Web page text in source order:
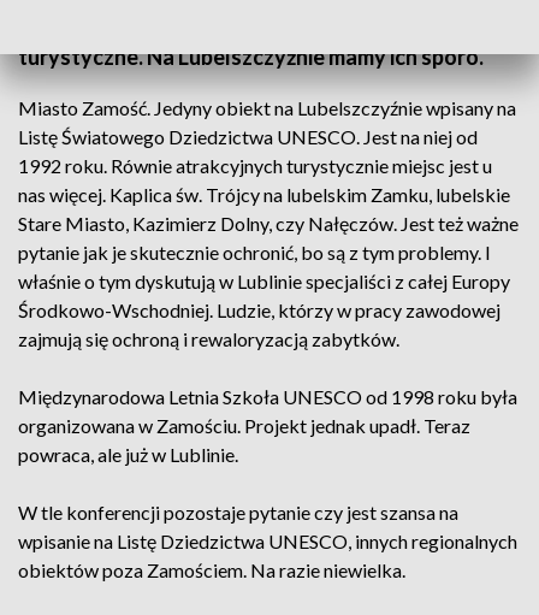
turystyczne. Na Lubelszczyźnie mamy ich sporo.
Miasto Zamość. Jedyny obiekt na Lubelszczyźnie wpisany na
Listę Światowego Dziedzictwa UNESCO. Jest na niej od
1992 roku. Równie atrakcyjnych turystycznie miejsc jest u
nas więcej. Kaplica św. Trójcy na lubelskim Zamku, lubelskie
Stare Miasto, Kazimierz Dolny, czy Nałęczów. Jest też ważne
pytanie jak je skutecznie ochronić, bo są z tym problemy. I
właśnie o tym dyskutują w Lublinie specjaliści z całej Europy
Środkowo-Wschodniej. Ludzie, którzy w pracy zawodowej
zajmują się ochroną i rewaloryzacją zabytków.
Międzynarodowa Letnia Szkoła UNESCO od 1998 roku była
organizowana w Zamościu. Projekt jednak upadł. Teraz
powraca, ale już w Lublinie.
W tle konferencji pozostaje pytanie czy jest szansa na
wpisanie na Listę Dziedzictwa UNESCO, innych regionalnych
obiektów poza Zamościem. Na razie niewielka.